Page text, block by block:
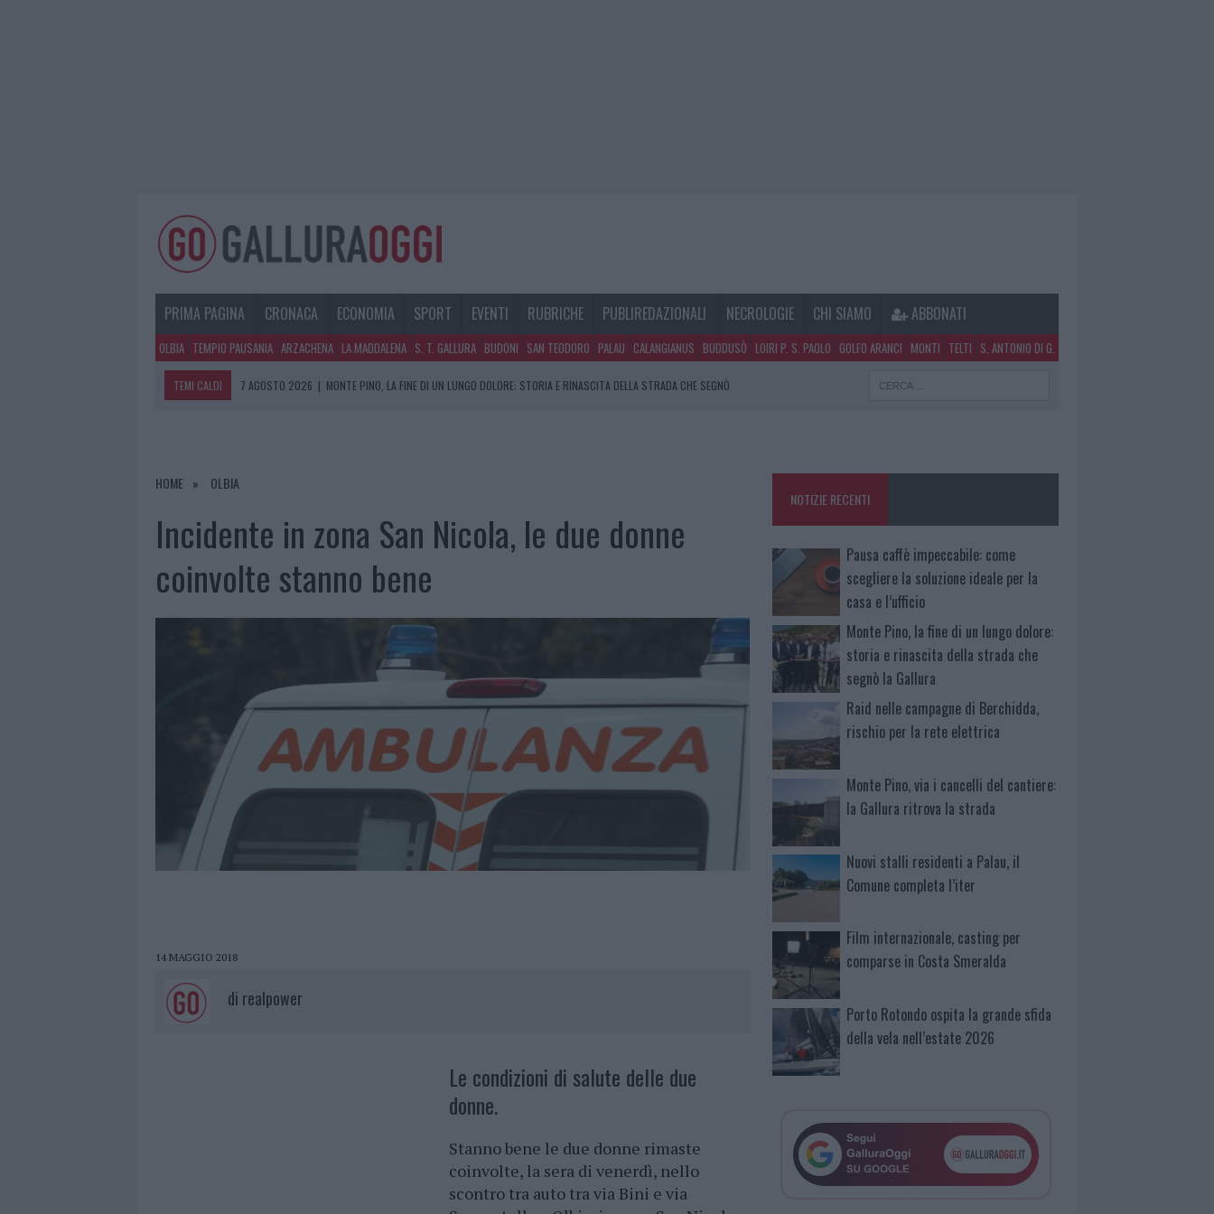
PRIMA PAGINA CRONACA ECONOMIA SPORT EVENTI RUBRICHE PUBLIREDAZIONALI NECROLOGIE CHI SIAMO ABBONATI
OLBIA TEMPIO PAUSANIA ARZACHENA LA MADDALENA S. T. GALLURA BUDONI SAN TEODORO PALAU CALANGIANUS BUDDUSÒ LOIRI P. S. PAOLO GOLFO ARANCI MONTI TELTI S. ANTONIO DI G.
TEMI CALDI 7 AGOSTO 2026 | MONTE PINO, LA FINE DI UN LUNGO DOLORE: STORIA E RINASCITA DELLA STRADA CHE SEGNÒ
7 AGOSTO 2026
7 AGOSTO 2026
PAUSA CAFFÈ IMPECCABILE: COME SCEGLIERE LA SOLUZIONE IDEALE PER LA CASA E L’UFFICIO
HOME OLBIA
Incidente in zona San Nicola, le due donne
coinvolte stanno bene
14 MAGGIO 2018
di realpower
Le condizioni di salute delle due
donne.
Stanno bene le due donne rimaste
coinvolte, la sera di venerdì, nello
scontro tra auto tra via Bini e via
NOTIZIE RECENTI
Pausa caffè impeccabile: come
scegliere la soluzione ideale per la
casa e l’ufficio
Monte Pino, la fine di un lungo dolore:
storia e rinascita della strada che
segnò la Gallura
Raid nelle campagne di Berchidda,
rischio per la rete elettrica
Monte Pino, via i cancelli del cantiere:
la Gallura ritrova la strada
Nuovi stalli residenti a Palau, il
Comune completa l’iter
Film internazionale, casting per
comparse in Costa Smeralda
Porto Rotondo ospita la grande sfida
della vela nell’estate 2026